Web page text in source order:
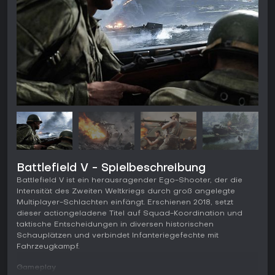
Battlefield V - Spielbeschreibung
Battlefield V ist ein herausragender Ego-Shooter, der die
Intensität des Zweiten Weltkriegs durch groß angelegte
Multiplayer-Schlachten einfängt. Erschienen 2018, setzt
dieser actiongeladene Titel auf Squad-Koordination und
taktische Entscheidungen in diversen historischen
Schauplätzen und verbindet Infanteriegefechte mit
Fahrzeugkampf.
Gameplay